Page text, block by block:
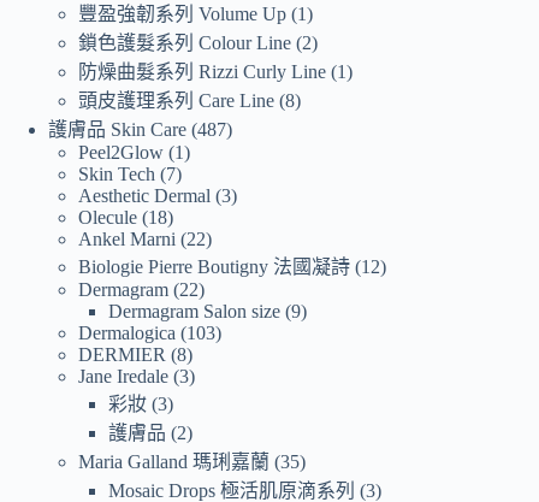
豐盈強韌系列 Volume Up 1
鎖色護髮系列 Colour Line 2
防燥曲髮系列 Rizzi Curly Line 1
頭皮護理系列 Care Line 8
護膚品 Skin Care 487
Peel2Glow 1
Skin Tech
7
Aesthetic Dermal 3
Olecule 18
Ankel Marni
22
Biologie Pierre Boutigny 法國凝詩 12
Dermagram 22
Dermagram Salon size 9
Dermalogica
103
DERMIER
8
Jane Iredale 3
彩妝 3
護膚品
2
Maria Galland 瑪琍嘉蘭 35
Mosaic Drops 極活肌原滴系列
3